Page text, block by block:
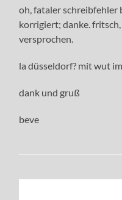
oh, fataler schreibfehler
korrigiert; danke.
versprochen.
la düsseldorf? mit wut
dank und gruß
beve